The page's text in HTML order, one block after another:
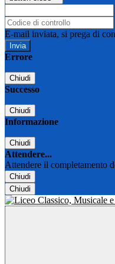
E-mail inviata, si prega di
Errore
Chiudi
Successo
Chiudi
Informazione
Chiudi
Attendere...
Attendere il completamento
Chiudi
Chiudi